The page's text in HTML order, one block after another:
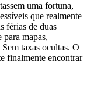
uma fortuna,
que realmente
férias de duas
mapas,
taxas ocultas. O
finalmente encontrar